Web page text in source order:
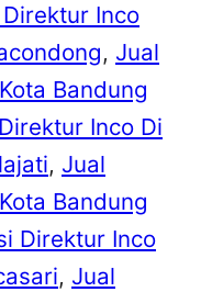
Inco
, Jual
Bandung
Inco Di
, Jual
Bandung
Direktur Inco
, Jual